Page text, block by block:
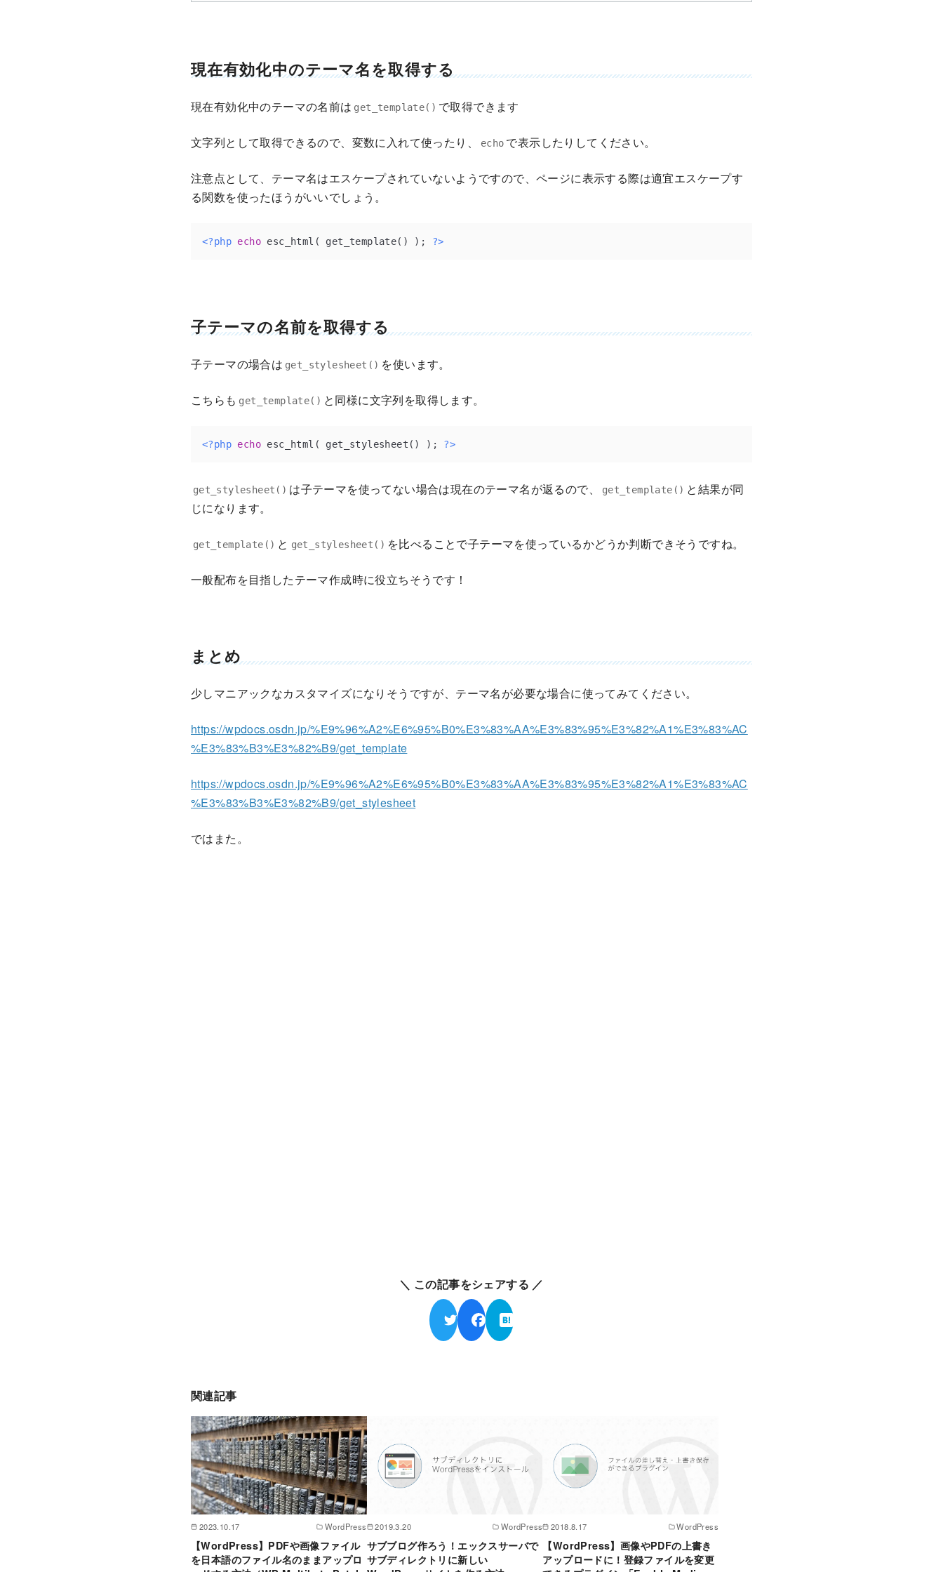
現在有効化中のテーマ名を取得する
現在有効化中のテーマの名前は get_template() で取得できます
文字列として取得できるので、変数に入れて使ったり、 echo で表示したりしてください。
注意点として、テーマ名はエスケープされていないようですので、ページに表示する際は適宜エスケープす
る関数を使ったほうがいいでしょう。
<?php echo esc_html( get_template() ); ?>
子テーマの名前を取得する
子テーマの場合は get_stylesheet() を使います。
こちらも get_template() と同様に文字列を取得します。
<?php echo esc_html( get_stylesheet() ); ?>
get_stylesheet() は子テーマを使ってない場合は現在のテーマ名が返るので、 get_template() と結果が同
じになります。
get_template() と get_stylesheet() を比べることで子テーマを使っているかどうか判断できそうですね。
一般配布を目指したテーマ作成時に役立ちそうです！
まとめ
少しマニアックなカスタマイズになりそうですが、テーマ名が必要な場合に使ってみてください。
https://wpdocs.osdn.jp/%E9%96%A2%E6%95%B0%E3%83%AA%E3%83%95%E3%82%A1%E3%83%AC
%E3%83%B3%E3%82%B9/get_template
https://wpdocs.osdn.jp/%E9%96%A2%E6%95%B0%E3%83%AA%E3%83%95%E3%82%A1%E3%83%AC
%E3%83%B3%E3%82%B9/get_stylesheet
ではまた。
＼ この記事をシェアする ／
関連記事
2023.10.17 WordPress
【WordPress】PDFや画像ファイル
を日本語のファイル名のままアップロ
2019.3.20 WordPress
サブブログ作ろう！エックスサーバで
サブディレクトリに新しい
2018.8.17 WordPress
【WordPress】画像やPDFの上書き
アップロードに！登録ファイルを変更